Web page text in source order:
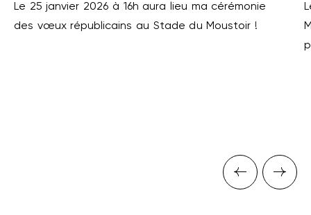
Previous
Le 25 janvier 2026 à 16h aura lieu ma cérémonie
des vœux républicains au Stade du Moustoir !